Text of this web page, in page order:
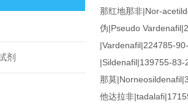
剂
那红地那非|Nor-
伪|Pseudo
|Vardenafil|224785-
|Sildenafil|139755-83-
那莫
他达拉非